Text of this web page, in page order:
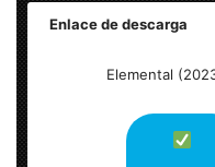
Enlace de descarga
Resolución:1920×1038
Latino AC3 5.1 |
Español, Inglés
Elemental